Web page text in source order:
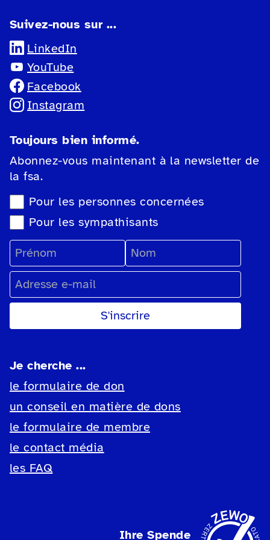
proposons également des ateliers
spécialisés et des tests de produits
pour améliorer l’accessibilité des
sites web et des applications.
Suivez-nous sur ...
LinkedIn
YouTube
Facebook
Instagram
Toujours bien informé.
Abonnez-vous maintenant à la newsletter de
la fsa.
Sélection du type de newsletter
Pour les personnes concernées
Pour les sympathisants
Prénom
Nom
Adresse e-mail
Je cherche ...
le formulaire de don
un conseil en matière de dons
le formulaire de membre
le contact média
les FAQ
Ihre Spende